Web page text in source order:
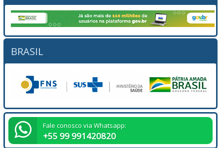
BRASIL
Fale conosco via Whatsapp:
+55 99 991420820